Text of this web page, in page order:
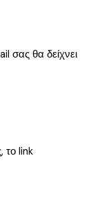
σας θα δείχνει
το link